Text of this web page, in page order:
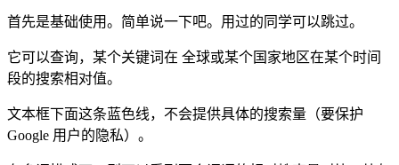
首先是基础使用。简单说一下吧。用过的同学可以跳过。
它可以查询，某个关键词在 全球或某个国家地区在某个时间
段的搜索相对值。
文本框下面这条蓝色线，不会提供具体的搜索量（要保护
Google 用户的隐私）。